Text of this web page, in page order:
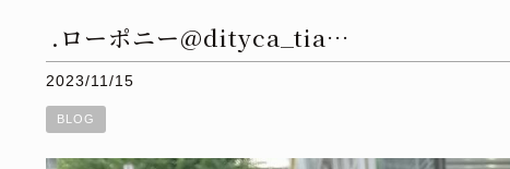
.ローポニー@dityca_tia…
2023/11/15
BLOG